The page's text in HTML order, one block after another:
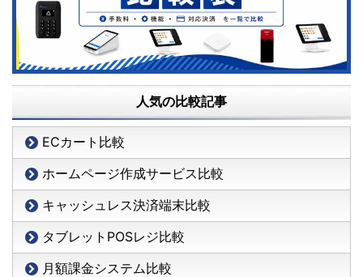
人気の比較記事
ECカート比較
ホームページ作成サービス比較
キャッシュレス決済端末比較
タブレットPOSレジ比較
月額課金システム比較